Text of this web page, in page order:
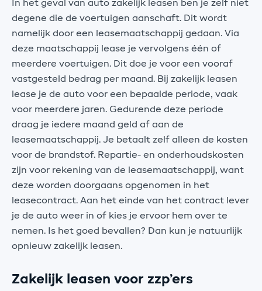
In het geval van auto zakelijk leasen ben je zelf niet
degene die de voertuigen aanschaft. Dit wordt
namelijk door een leasemaatschappij gedaan. Via
deze maatschappij lease je vervolgens één of
meerdere voertuigen. Dit doe je voor een vooraf
vastgesteld bedrag per maand. Bij zakelijk leasen
lease je de auto voor een bepaalde periode, vaak
voor meerdere jaren. Gedurende deze periode
draag je iedere maand geld af aan de
leasemaatschappij. Je betaalt zelf alleen de kosten
voor de brandstof. Repartie- en onderhoudskosten
zijn voor rekening van de leasemaatschappij, want
deze worden doorgaans opgenomen in het
leasecontract. Aan het einde van het contract lever
je de auto weer in of kies je ervoor hem over te
nemen. Is het goed bevallen? Dan kun je natuurlijk
opnieuw zakelijk leasen.
Zakelijk leasen voor zzp’ers